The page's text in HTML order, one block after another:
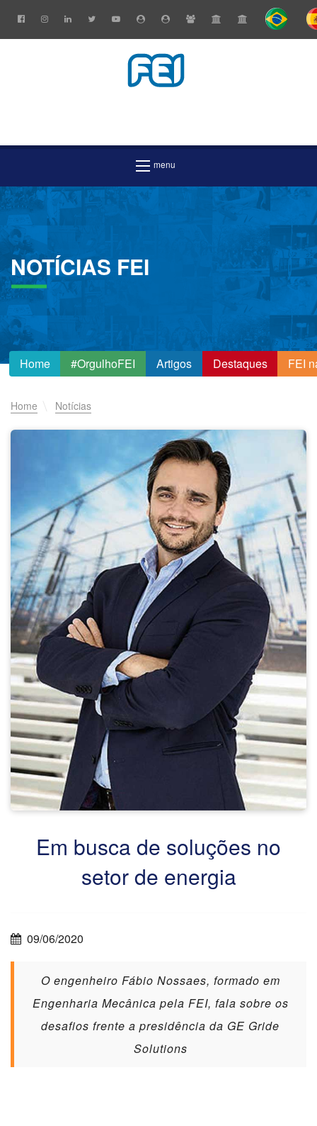
NOTÍCIAS FEI
Home #OrgulhoFEI Artigos Destaques FEI
Home Notícias
Em busca de soluções no
setor de energia
09/06/2020
O engenheiro Fábio Nossaes, formado em
Engenharia Mecânica pela FEI, fala sobre os
desafios frente a presidência da GE Gride
Solutions